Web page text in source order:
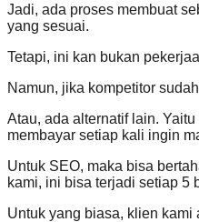
Jadi, ada proses membuat
yang sesuai.
Tetapi, ini kan bukan
Namun, jika kompetitor
Atau, ada alternatif lain.
membayar setiap kali ingin
Untuk SEO, maka bisa
kami, ini bisa terjadi setiap 5
Untuk yang biasa, klien